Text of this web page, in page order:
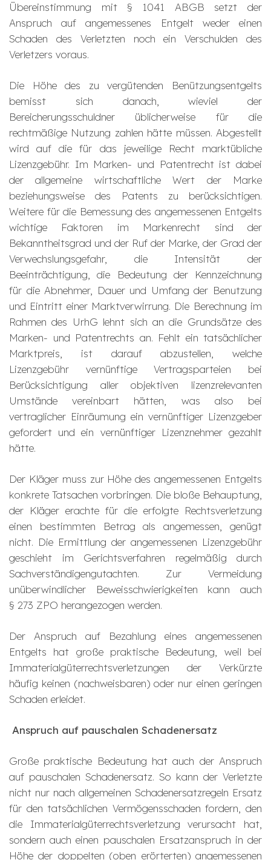
Übereinstimmung mit § 1041 ABGB setzt der
Anspruch auf angemessenes Entgelt weder einen
Schaden des Verletzten noch ein Verschulden des
Verletzers voraus.
Die Höhe des zu vergütenden Benützungsentgelts
bemisst sich danach, wieviel der
Bereicherungsschuldner üblicherweise für die
rechtmäßige Nutzung zahlen hätte müssen. Abgestellt
wird auf die für das jeweilige Recht marktübliche
Lizenzgebühr. Im Marken- und Patentrecht ist dabei
der allgemeine wirtschaftliche Wert der Marke
beziehungsweise des Patents zu berücksichtigen.
Weitere für die Bemessung des angemessenen Entgelts
wichtige Faktoren im Markenrecht sind der
Bekanntheitsgrad und der Ruf der Marke, der Grad der
Verwechslungsgefahr, die Intensität der
Beeinträchtigung, die Bedeutung der Kennzeichnung
für die Abnehmer, Dauer und Umfang der Benutzung
und Eintritt einer Marktverwirrung. Die Berechnung im
Rahmen des UrhG lehnt sich an die Grundsätze des
Marken- und Patentrechts an. Fehlt ein tatsächlicher
Marktpreis, ist darauf abzustellen, welche
Lizenzgebühr vernünftige Vertragsparteien bei
Berücksichtigung aller objektiven lizenzrelevanten
Umstände vereinbart hätten, was also bei
vertraglicher Einräumung ein vernünftiger Lizenzgeber
gefordert und ein vernünftiger Lizenznehmer gezahlt
hätte.
Der Kläger muss zur Höhe des angemessenen Entgelts
konkrete Tatsachen vorbringen. Die bloße Behauptung,
der Kläger erachte für die erfolgte Rechtsverletzung
einen bestimmten Betrag als angemessen, genügt
nicht. Die Ermittlung der angemessenen Lizenzgebühr
geschieht im Gerichtsverfahren regelmäßig durch
Sachverständigengutachten. Zur Vermeidung
unüberwindlicher Beweisschwierigkeiten kann auch
§ 273 ZPO herangezogen werden.
Der Anspruch auf Bezahlung eines angemessenen
Entgelts hat große praktische Bedeutung, weil bei
Immaterialgüterrechtsverletzungen der Verkürzte
häufig keinen (nachweisbaren) oder nur einen geringen
Schaden erleidet.
Anspruch auf pauschalen Schadenersatz
Große praktische Bedeutung hat auch der Anspruch
auf pauschalen Schadenersatz. So kann der Verletzte
nicht nur nach allgemeinen Schadenersatzregeln Ersatz
für den tatsächlichen Vermögensschaden fordern, den
die Immaterialgüterrechtsverletzung verursacht hat,
sondern auch einen pauschalen Ersatzanspruch in der
Höhe der doppelten (oben erörterten) angemessenen